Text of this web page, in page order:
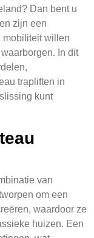
Dan bent u
zijn een
mobiliteit willen
In dit
trapliften in
kunt
van
om een
waardoor ze
huizen. Een